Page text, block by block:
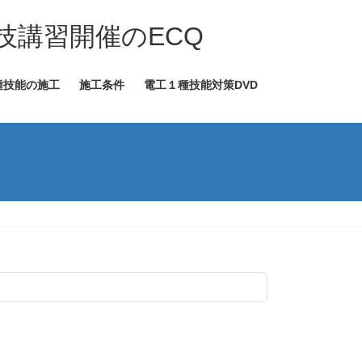
講習開催のECQ
技能の施工 施工条件 電工１種技能対策DVD